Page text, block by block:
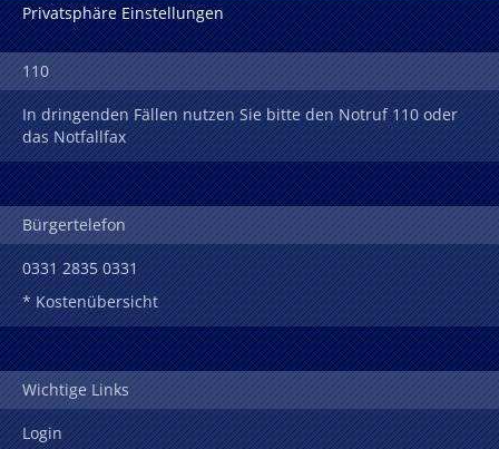
Privatsphäre Einstellungen
110
In dringenden Fällen nutzen Sie bitte den Notruf 110 oder
das Notfallfax
Bürgertelefon
0331 2835 0331
* Kostenübersicht
Wichtige Links
Login